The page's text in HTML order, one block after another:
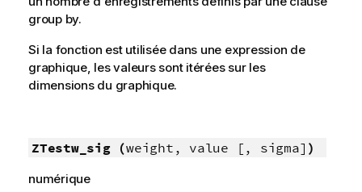
group by.
Si la fonction est utilisée dans une expression de
graphique, les valeurs sont itérées sur les
dimensions du graphique.
ZTestw_sig (weight, value [, sigma] )
numérique